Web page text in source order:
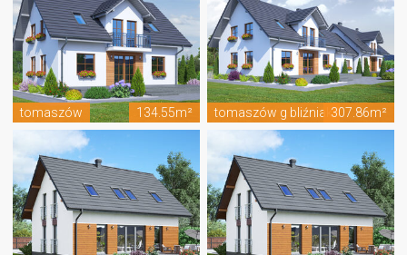
tomaszów 134.55m² tomaszów g bliźniak307.86m²